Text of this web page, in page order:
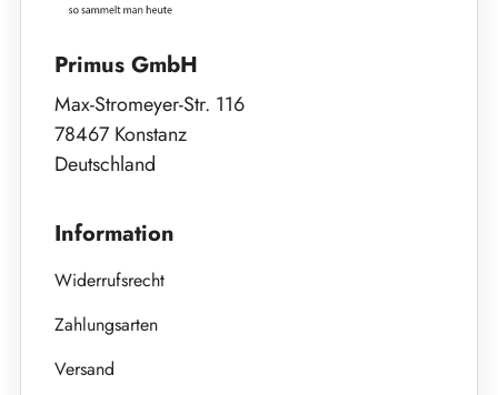
Primus GmbH
Max-Stromeyer-Str. 116
78467 Konstanz
Deutschland
Information
Widerrufsrecht
Zahlungsarten
Versand